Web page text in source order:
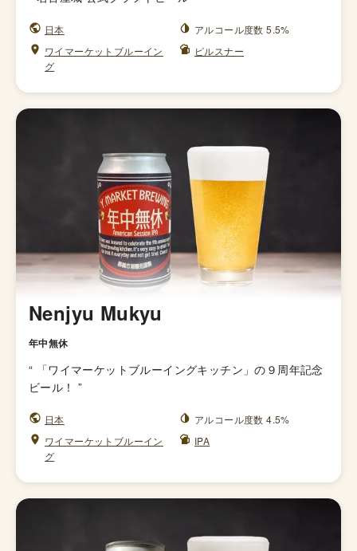
日本
アルコール度数 5.5%
ワイマーケットブルーイン
グ
ピルスナー
Nenjyu Mukyu
年中無休
“
「ワイマーケットブルーイングキッチン」の９周年記念
ビール！ ”
日本
アルコール度数 4.5%
ワイマーケットブルーイン
グ
IPA